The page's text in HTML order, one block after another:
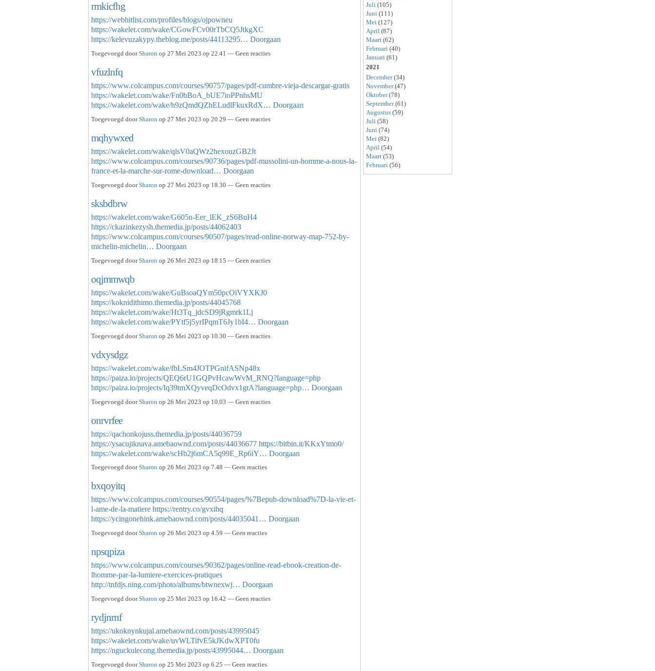
rmkicfhg
https://webhitlist.com/profiles/blogs/ojpowneu
https://wakelet.com/wake/CGowFCv00rTbCQ5JtkgXC
https://kelevuzakypy.theblog.me/posts/44113295… Doorgaan
Toegevoegd doorSharon op 27 Mei 2023 op 22.41 — Geen reacties
vfuzlnfq
https://www.colcampus.com/courses/90757/pages/pdf-cumbre-vieja-descargar-gratis
https://wakelet.com/wake/Fn0bBoA_bUE7ioPPnhsMU
https://wakelet.com/wake/h9zQmdQZhELudlFkuxRdX… Doorgaan
Toegevoegd doorSharon op 27 Mei 2023 op 20.29 — Geen reacties
mqhywxed
https://wakelet.com/wake/qlsV0aQWz2hexouzGB2Jt
https://www.colcampus.com/courses/90736/pages/pdf-mussolini-un-homme-a-nous-la-
france-et-la-marche-sur-rome-download… Doorgaan
Toegevoegd doorSharon op 27 Mei 2023 op 18.30 — Geen reacties
sksbdbrw
https://wakelet.com/wake/G605n-Eer_lEK_zS6BuH4
https://ckazinkezysh.themedia.jp/posts/44062403
https://www.colcampus.com/courses/90507/pages/read-online-norway-map-752-by-
michelin-michelin… Doorgaan
Toegevoegd doorSharon op 26 Mei 2023 op 18.15 — Geen reacties
oqjmmwqb
https://wakelet.com/wake/GuBsoaQYm50pcOiVYXKJ0
https://koknidithimo.themedia.jp/posts/44045768
https://wakelet.com/wake/Ht3Tq_jdcSD9jRgmrk1Lj
https://wakelet.com/wake/PYtf5j5yrIPqmT6Jy1bI4… Doorgaan
Toegevoegd doorSharon op 26 Mei 2023 op 10.30 — Geen reacties
vdxysdgz
https://wakelet.com/wake/fbLSm4JOTPGnifASNp48x
https://paiza.io/projects/QEQ6rU1GQPvHcawWvM_RNQ?language=php
https://paiza.io/projects/Iq39tmXQyveqDcOdvx1gtA?language=php… Doorgaan
Toegevoegd doorSharon op 26 Mei 2023 op 10.03 — Geen reacties
onrvrfee
https://qachonkojuss.themedia.jp/posts/44036759
https://ysacujiknava.amebaownd.com/posts/44036677 https://bitbin.it/KKxYtmo0/
https://wakelet.com/wake/scHb2j6mCA5q99E_Rp6iY… Doorgaan
Toegevoegd doorSharon op 26 Mei 2023 op 7.48 — Geen reacties
bxqoyitq
https://www.colcampus.com/courses/90554/pages/%7Bepub-download%7D-la-vie-et-
l-ame-de-la-matiere https://rentry.co/gvxihq
https://ycingonehink.amebaownd.com/posts/44035041… Doorgaan
Toegevoegd doorSharon op 26 Mei 2023 op 4.59 — Geen reacties
npsqpiza
https://www.colcampus.com/courses/90362/pages/online-read-ebook-creation-de-
lhomme-par-la-lumiere-exercices-pratiques
http://tnfdjs.ning.com/photo/albums/btwnexwj… Doorgaan
Toegevoegd doorSharon op 25 Mei 2023 op 16.42 — Geen reacties
rydjnrnf
https://ukoknynkujal.amebaownd.com/posts/43995045
https://wakelet.com/wake/uvWLTifvE5kJKdwXPT0fu
https://nguckulecong.themedia.jp/posts/43995044… Doorgaan
Toegevoegd doorSharon op 25 Mei 2023 op 6.25 — Geen reacties
Juli (105)
Juni (111)
Mei (127)
April (87)
Maart (62)
Februari (40)
Januari (61)
2021
December(34)
November(47)
Oktober(78)
September(61)
Augustus (59)
Juli (58)
Juni (74)
Mei (82)
April (54)
Maart (53)
Februari (56)